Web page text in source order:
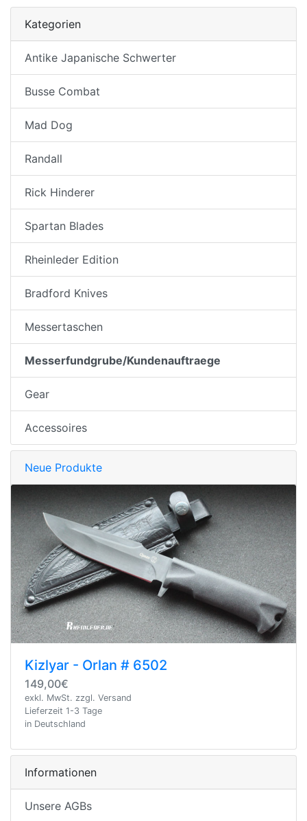
Kategorien
Antike Japanische Schwerter
Busse Combat
Mad Dog
Randall
Rick Hinderer
Spartan Blades
Rheinleder Edition
Bradford Knives
Messertaschen
Messerfundgrube/Kundenauftraege
Gear
Accessoires
Neue Produkte
Kizlyar - Orlan # 6502
149,00€
exkl. MwSt. zzgl. Versand
Lieferzeit 1-3 Tage
in Deutschland
Informationen
Unsere AGBs